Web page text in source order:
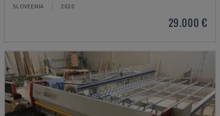
SLOVEENIA 2020
29.000 €